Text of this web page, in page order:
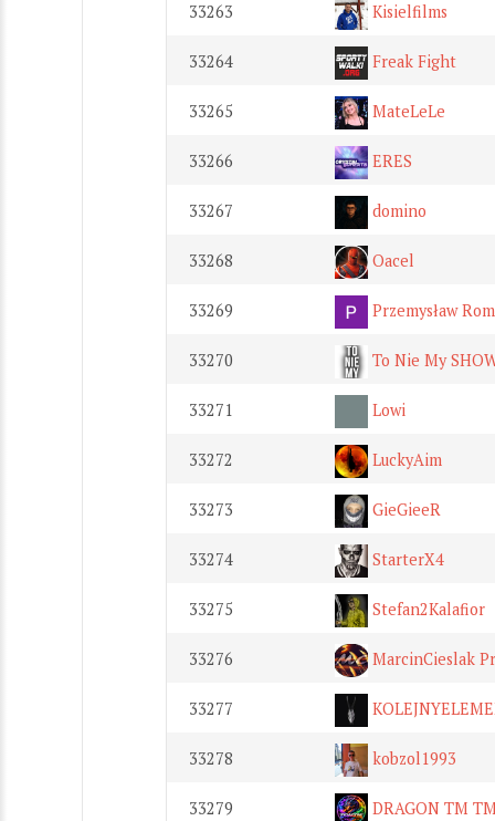
33263 Kisielfilms
33264 Freak Fight
33265 MateLeLe
33266 ERES
33267 domino
33268 Oacel
33269 Przemysław
33270 To Nie My
33271 Lowi
33272 LuckyAim
33273 GieGieeR
33274 StarterX4
33275 Stefan2Kalafior
33276 MarcinCieslak
33277
33278 kobzol1993
33279 DRAGON TM